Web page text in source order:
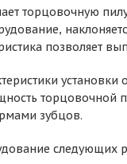
торцовочную
позволяет
установки
торцовочной
зубцов.
следующих